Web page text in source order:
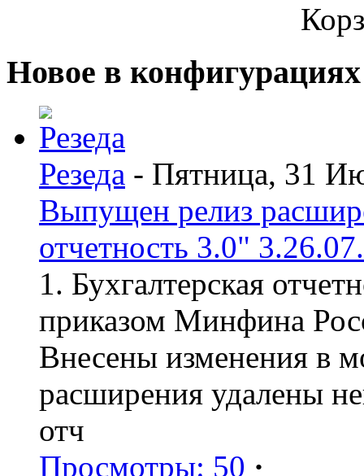
Новое в конфигурациях
Резеда - Пятница, 31
Выпущен релиз
отчетность 3.0"
1. Бухгалтерская
приказом Минфина
Внесены изменения в
расширения удалены
отч
Просмотры: 50 ·